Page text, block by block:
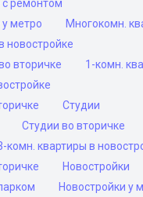
с ремонтом
метро
Многокомн.
новостройке
вторичке
1-комн.
Студии
Студии во вторичке
комн. квартиры в
Новостройки
Новостройки у